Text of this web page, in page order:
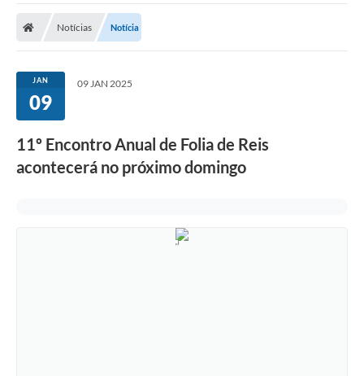
Notícias Notícia
JAN
09
09 JAN 2025
11º Encontro Anual de Folia de Reis
acontecerá no próximo domingo